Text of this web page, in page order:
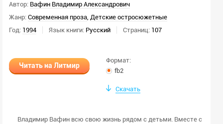
Автор: Вафин Владимир Александрович
Жанр: Современная проза,Детские остросюжетные
Год: 1994 Язык книги: Русский Страниц: 107
Читать на Литмир
Формат:
fb2
Скачать
Владимир Вафин всю свою жизнь рядом с детьми. Вместе с